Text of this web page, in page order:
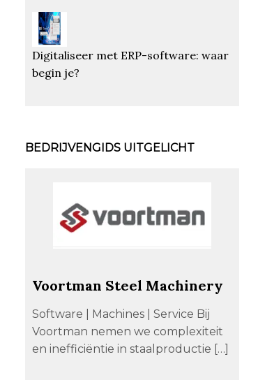
Digitaliseer met ERP-software: waar
begin je?
BEDRIJVENGIDS UITGELICHT
Voortman Steel Machinery
Software | Machines | Service Bij
Voortman nemen we complexiteit
en inefficiëntie in staalproductie […]